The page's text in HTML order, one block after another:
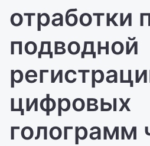
отработки
подводной
цифровых
голограмм